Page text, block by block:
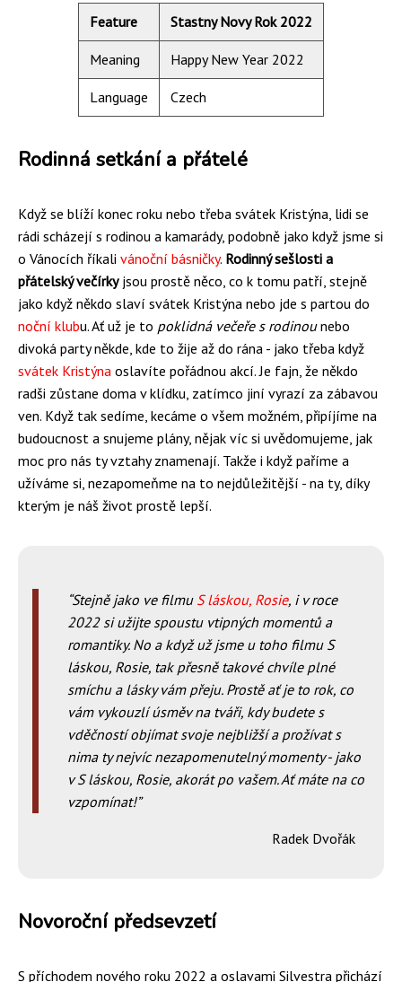
Feature Stastny Novy Rok 2022
Meaning Happy New Year 2022
Language Czech
Rodinná setkání a přátelé
Když se blíží konec roku nebo třeba svátek Kristýna, lidi se
rádi scházejí s rodinou a kamarády, podobně jako když jsme si
o Vánocích říkali vánoční básničky. Rodinný sešlosti a
přátelský večírkyjsou prostě něco, co k tomu patří, stejně
jako když někdo slaví svátek Kristýna nebo jde s partou do
noční klubu. Ať už je to poklidná večeře s rodinounebo
divoká party někde, kde to žije až do rána - jako třeba když
svátek Kristýna oslavíte pořádnou akcí. Je fajn, že někdo
radši zůstane doma v klídku, zatímco jiní vyrazí za zábavou
ven. Když tak sedíme, kecáme o všem možném, připíjíme na
budoucnost a snujeme plány, nějak víc si uvědomujeme, jak
moc pro nás ty vztahy znamenají. Takže i když paříme a
užíváme si, nezapomeňme na to nejdůležitější - na ty, díky
kterým je náš život prostě lepší.
Stejně jako ve filmu S láskou, Rosie, i v roce
2022 si užijte spoustu vtipných momentů a
romantiky. No a když už jsme u toho filmu S
láskou, Rosie, tak přesně takové chvíle plné
smíchu a lásky vám přeju. Prostě ať je to rok, co
vám vykouzlí úsměv na tváři, kdy budete s
vděčností objímat svoje nejbližší a prožívat s
nima ty nejvíc nezapomenutelný momenty - jako
v S láskou, Rosie, akorát po vašem. Ať máte na co
vzpomínat!
Radek Dvořák
Novoroční předsevzetí
S příchodem nového roku 2022 a oslavami Silvestra přichází